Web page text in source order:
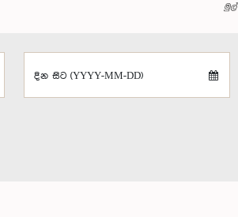
දින සිට (YYYY-MM-DD)